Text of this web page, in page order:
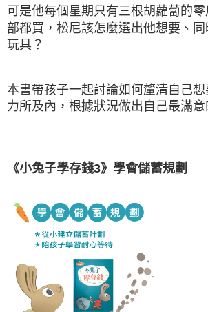
可是他每個星期只有三根胡蘿蔔的
部都買，松尼該怎麼選出他想要、
玩具？
本書帶孩子一起討論如何釐清自己
力所及內，根據狀況做出自己最滿意
《小兔子學存錢3》學會儲蓄規劃